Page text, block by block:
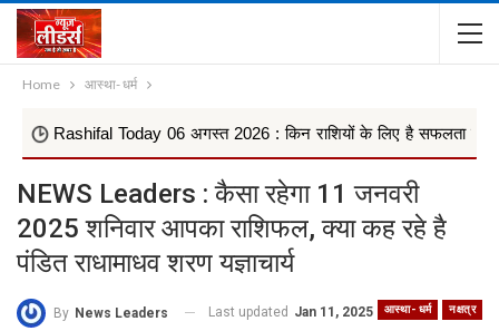
Home आस्था- धर्म
Today 06 अगस्त 2026 : किन राशियों के लिए है सफलता के मजबूत योग,
NEWS Leaders : कैसा रहेगा 11 जनवरी
2025 शनिवार आपका राशिफल, क्या कह रहे है
पंडित राधामाधव शरण यज्ञाचार्य
आस्था- धर्म नक्षत्र
By News Leaders Last updated Jan 11, 2025